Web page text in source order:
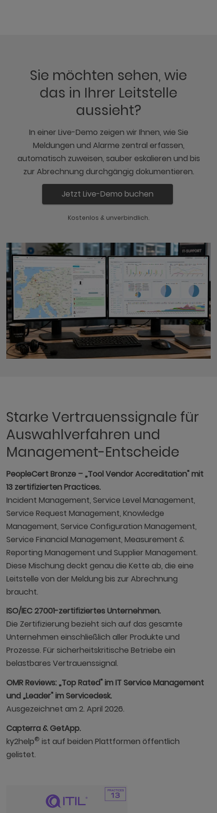
Sie möchten sehen, wie
das in Ihrer Leitstelle
aussieht?
In einer Live-Demo zeigen wir Ihnen, wie Sie
Meldungen und Alarme zentral erfassen,
automatisch zuweisen, sauber eskalieren und bis
zur Abrechnung durchgängig dokumentieren.
Jetzt Live-Demo buchen
Kostenlos & unverbindlich.
Starke Vertrauenssignale für
Auswahlverfahren und
Management-Entscheide
PeopleCert Bronze – „Tool Vendor Accreditation" mit
13 zertifizierten Practices.
Incident Management, Service Level Management,
Service Request Management, Knowledge
Management, Service Configuration Management,
Service Financial Management, Measurement &
Reporting Management und Supplier Management.
Diese Mischung deckt genau die Kette ab, die eine
Leitstelle von der Meldung bis zur Abrechnung
braucht.
ISO/IEC 27001-zertifiziertes Unternehmen.
Die Zertifizierung bezieht sich auf das gesamte
Unternehmen einschließlich aller Produkte und
Prozesse. Für sicherheitskritische Betriebe ein
belastbares Vertrauenssignal.
OMR Reviews: „Top Rated" im IT Service Management
und „Leader" im Servicedesk.
Ausgezeichnet am 2. April 2026.
Capterra & GetApp.
ky2help® ist auf beiden Plattformen öffentlich
gelistet.